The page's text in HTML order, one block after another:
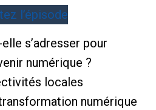
l’épisode
s’adresser pour
numérique ?
locales
numérique